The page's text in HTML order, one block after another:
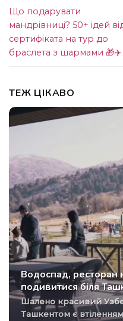
Що подарувати
мандрівниці? 50+ ідей
сертифіката на тур до
браслета з шармами 🎁✈️
ТЕЖ ЦІКАВО
Водоспад, ресторан
подивитися біля
Шалено красивий Узбекистан зі столицею
Ташкентом є втіленням